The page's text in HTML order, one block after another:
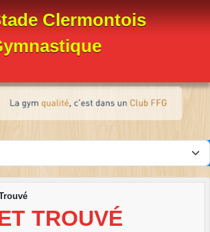
Clermontois
TROUVÉ
cookies